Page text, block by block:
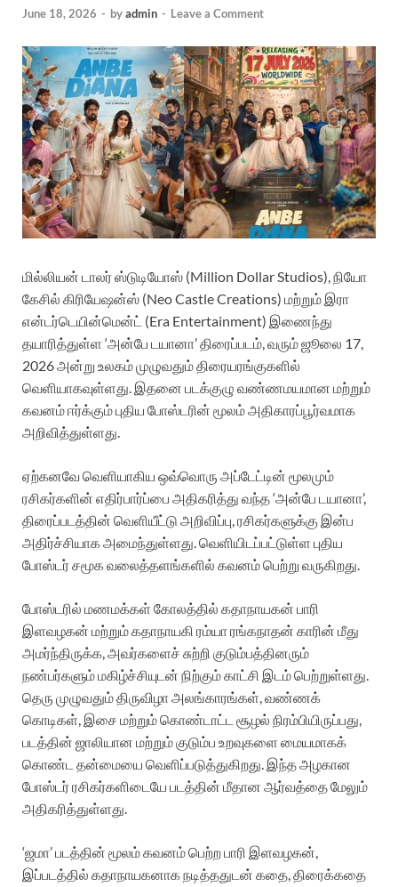
June 18, 2026 - byadmin - Leave a Comment
மில்லியன் டாலர் ஸ்டுடியோஸ் (Million Dollar Studios), நியோ
கேசில் கிரியேஷன்ஸ் (Neo Castle Creations) மற்றும் இரா
என்டர்டெயின்மென்ட் (Era Entertainment) இணைந்து
தயாரித்துள்ள ‘அன்பே டயானா’ திரைப்படம், வரும் ஜூலை 17,
2026 அன்று உலகம் முழுவதும் திரையரங்குகளில்
வெளியாகவுள்ளது. இதனை படக்குழு வண்ணமயமான மற்றும்
கவனம் ஈர்க்கும் புதிய போஸ்டரின் மூலம் அதிகாரப்பூர்வமாக
அறிவித்துள்ளது.
ஏற்கனவே வெளியாகிய ஒவ்வொரு அப்டேட்டின் மூலமும்
ரசிகர்களின் எதிர்பார்ப்பை அதிகரித்து வந்த ‘அன்பே டயானா’,
திரைப்படத்தின் வெளியீட்டு அறிவிப்பு, ரசிகர்களுக்கு இன்ப
அதிர்ச்சியாக அமைந்துள்ளது. வெளியிடப்பட்டுள்ள புதிய
போஸ்டர் சமூக வலைத்தளங்களில் கவனம் பெற்று வருகிறது.
போஸ்டரில் மணமக்கள் கோலத்தில் கதாநாயகன் பாரி
இளவழகன் மற்றும் கதாநாயகி ரம்யா ரங்கநாதன் காரின் மீது
அமர்ந்திருக்க, அவர்களைச் சுற்றி குடும்பத்தினரும்
நண்பர்களும் மகிழ்ச்சியுடன் நிற்கும் காட்சி இடம் பெற்றுள்ளது.
தெரு முழுவதும் திருவிழா அலங்காரங்கள், வண்ணக்
கொடிகள், இசை மற்றும் கொண்டாட்ட சூழல் நிரம்பியிருப்பது,
படத்தின் ஜாலியான மற்றும் குடும்ப உறவுகளை மையமாகக்
கொண்ட தன்மையை வெளிப்படுத்துகிறது. இந்த அழகான
போஸ்டர் ரசிகர்களிடையே படத்தின் மீதான ஆர்வத்தை மேலும்
அதிகரித்துள்ளது.
‘ஜமா’ படத்தின் மூலம் கவனம் பெற்ற பாரி இளவழகன்,
இப்படத்தில் கதாநாயகனாக நடித்ததுடன் கதை, திரைக்கதை